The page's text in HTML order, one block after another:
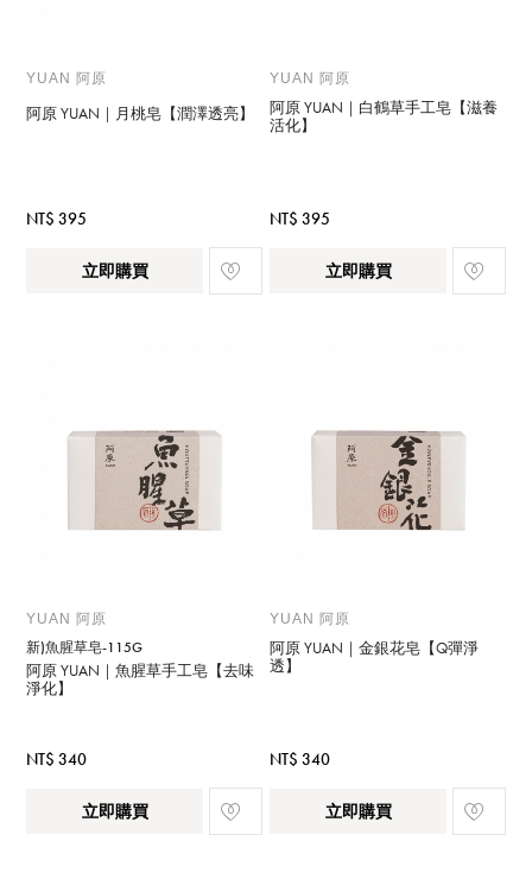
YUAN 阿原
阿原 YUAN｜月桃皂【潤澤透亮】
NT$ 395
立即購買
YUAN 阿原
阿原 YUAN｜白鶴草手工皂【滋養
活化】
NT$ 395
立即購買
YUAN 阿原
新)魚腥草皂-115G
阿原 YUAN｜魚腥草手工皂【去味
淨化】
NT$ 340
立即購買
YUAN 阿原
阿原 YUAN｜金銀花皂【Q彈淨
透】
NT$ 340
立即購買